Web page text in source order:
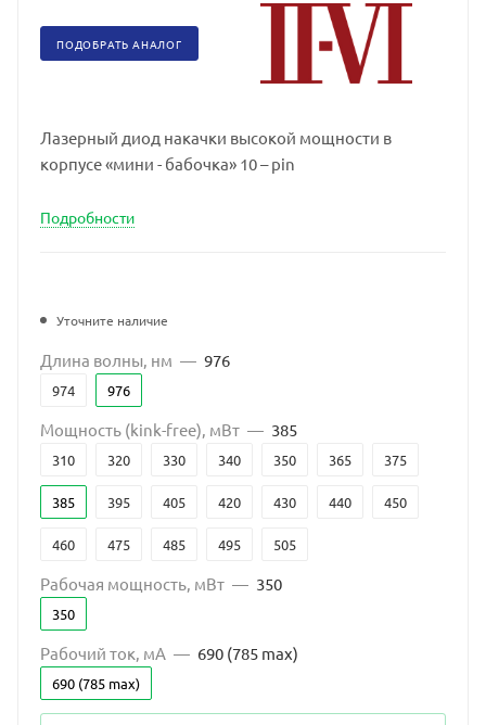
ПОДОБРАТЬ АНАЛОГ
Лазерный диод накачки высокой мощности в
корпусе «мини - бабочка» 10 – pin
Подробности
Уточните наличие
Длина волны, нм — 976
974 976
Мощность (kink-free), мВт — 385
310 320 330 340 350 365 375
385 395 405 420 430 440 450
460 475 485 495 505
Рабочая мощность, мВт — 350
350
Рабочий ток, мА — 690 (785 max)
690 (785 max)